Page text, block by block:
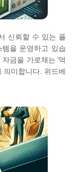
신뢰할 수 있는 플
을 운영하고 있습
금을 가로채는 '먹
미합니다. 위드베